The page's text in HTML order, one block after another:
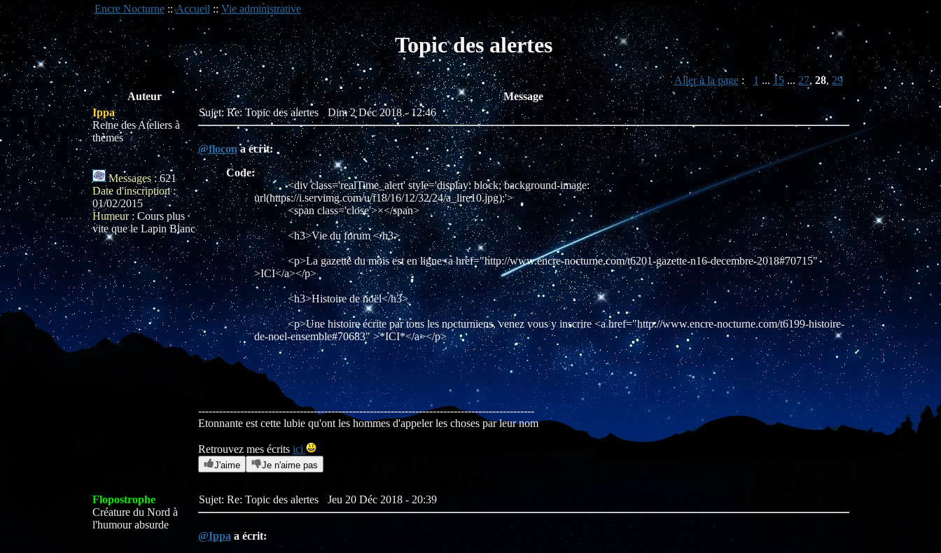
Encre Nocturne::Accueil :: Vie administrative
Topic des alertes
Aller à la page: 1 ... 15... 27, 28, 29
Auteur
Message
Ippa
Reine des Ateliers à
thèmes
Messages: 621
Date d'inscription:
01/02/2015
Humeur:Cours plus
vite que le Lapin Blanc
Sujet: Re: Topic des alertes Dim 2 Déc 2018 - 12:46
@flocona écrit:
Code:
<div class='realTime_alert' style='display: block; background-image:
url(https://i.servimg.com/u/f18/16/12/32/24/a_lire10.jpg);'>
<span class='close'>×</span>
<h3>Vie du forum </h3>
<p>La gazette du mois est en ligne<a href="http://www.encre-nocturne.com/t6201-gazette-n16-decembre-2018#70715"
>ICI</a></p>
<h3>Histoire de noël</h3>
<p>Une histoire écrite par tous les nocturniens, venez vous y inscrire <a href="http://www.encre-nocturne.com/t6199-histoire-
de-noel-ensemble#70683" >*ICI*</a></p>
------------------------------------------------------------------------------------------------
Etonnante est cette lubie qu'ont les hommes d'appeler les choses par leur nom
Retrouvez mes écrits ici
J'aime Je n'aime pas
Flopostrophe
Créature du Nord à
l'humour absurde
Sujet: Re: Topic des alertes Jeu 20 Déc 2018 - 20:39
@Ippa a écrit: